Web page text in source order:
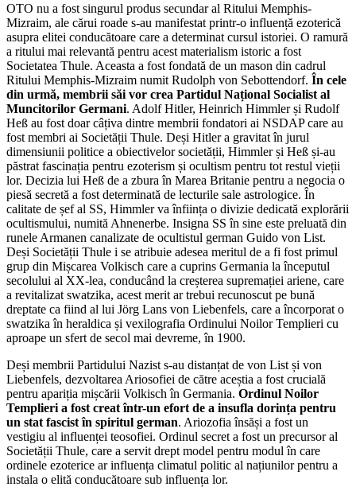
OTO nu a fost singurul produs secundar al Ritului Memphis-
Mizraim, ale cărui roade s-au manifestat printr-o influență ezoterică
asupra elitei conducătoare care a determinat cursul istoriei. O ramură
a ritului mai relevantă pentru acest materialism istoric a fost
Societatea Thule. Aceasta a fost fondată de un mason din cadrul
Ritului Memphis-Mizraim numit Rudolph von Sebottendorf. În cele
din urmă, membrii săi vor crea Partidul Național Socialist al
Muncitorilor Germani. Adolf Hitler, Heinrich Himmler și Rudolf
Heß au fost doar câțiva dintre membrii fondatori ai NSDAP care au
fost membri ai Societății Thule. Deși Hitler a gravitat în jurul
dimensiunii politice a obiectivelor societății, Himmler și Heß și-au
păstrat fascinația pentru ezoterism și ocultism pentru tot restul vieții
lor. Decizia lui Heß de a zbura în Marea Britanie pentru a negocia o
piesă secretă a fost determinată de lecturile sale astrologice. În
calitate de șef al SS, Himmler va înființa o divizie dedicată explorării
ocultismului, numită Ahnenerbe. Insigna SS în sine este preluată din
runele Armanen canalizate de ocultistul german Guido von List.
Deși Societății Thule i se atribuie adesea meritul de a fi fost primul
grup din Mișcarea Volkisch care a cuprins Germania la începutul
secolului al XX-lea, conducând la creșterea supremației ariene, care
a revitalizat swatzika, acest merit ar trebui recunoscut pe bună
dreptate ca fiind al lui Jörg Lans von Liebenfels, care a încorporat o
swatzika în heraldica și vexilografia Ordinului Noilor Templieri cu
aproape un sfert de secol mai devreme, în 1900.
Deși membrii Partidului Nazist s-au distanțat de von List și von
Liebenfels, dezvoltarea Ariosofiei de către aceștia a fost crucială
pentru apariția mișcării Volkisch în Germania. Ordinul Noilor
Templieri a fost creat într-un efort de a insufla dorința pentru
un stat fascist în spiritul german. Ariozofia însăși a fost un
vestigiu al influenței teosofiei. Ordinul secret a fost un precursor al
Societății Thule, care a servit drept model pentru modul în care
ordinele ezoterice ar influența climatul politic al națiunilor pentru a
instala o elită conducătoare sub influența lor.